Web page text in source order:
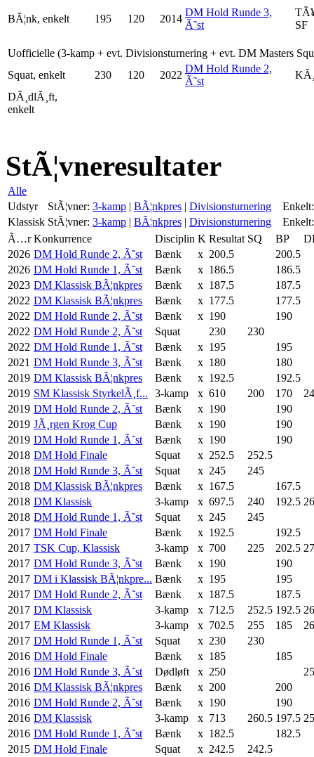
BÃ¦nk, enkelt 195 120 2014
DM Hold Runde 3,
Ã˜st
SF
Uofficielle (3-kamp + evt. Divisionsturnering + evt. DM Masters
Squat, enkelt
230 120 2022
DM Hold Runde 2,
Ã˜st
DÃ¸dlÃ¸ft,
enkelt
StÃ¦vneresultater
Alle
Udstyr
StÃ¦vner: 3-kamp | BÃ¦nkpres | Divisionsturnering
Enkelt:
Klassisk StÃ¦vner: 3-kamp | BÃ¦nkpres | Divisionsturnering
Enkelt:
Ã…r Konkurrence Disciplin K Resultat SQ BP
2026 DM Hold Runde 2, Ã˜st Bænk x 200.5
200.5
2026 DM Hold Runde 1, Ã˜st Bænk x 186.5
186.5
2023 DM Klassisk BÃ¦nkpres Bænk x 187.5
187.5
2022 DM Klassisk BÃ¦nkpres Bænk x 177.5
177.5
2022 DM Hold Runde 2, Ã˜st Bænk x 190
190
2022 DM Hold Runde 2, Ã˜st Squat 230
230
2022 DM Hold Runde 1, Ã˜st Bænk x 195
195
2021 DM Hold Runde 3, Ã˜st Bænk x 180
180
2019 DM Klassisk BÃ¦nkpres Bænk x 192.5
192.5
2019 SM Klassisk StyrkelÃ¸f... 3-kamp x 610 200 170
2019 DM Hold Runde 2, Ã˜st Bænk x 190
190
2019 JÃ¸rgen Krog Cup Bænk x 190
190
2019 DM Hold Runde 1, Ã˜st Bænk x 190
190
2018 DM Hold Finale Squat x 252.5
252.5
2018 DM Hold Runde 3, Ã˜st Squat x 245
245
2018 DM Klassisk BÃ¦nkpres Bænk x 167.5
167.5
2018 DM Klassisk 3-kamp x 697.5 240 192.5
2018 DM Hold Runde 1, Ã˜st Squat x 245
245
2017 DM Hold Finale Bænk x 192.5
192.5
2017 TSK Cup, Klassisk 3-kamp x 700 225 202.5
2017 DM Hold Runde 3, Ã˜st Bænk x 190
190
2017 DM i Klassisk BÃ¦nkpre... Bænk x 195
195
2017 DM Hold Runde 2, Ã˜st Bænk x 187.5
187.5
2017 DM Klassisk 3-kamp x 712.5 252.5 192.5
2017 EM Klassisk 3-kamp x 702.5 255 185
2017 DM Hold Runde 1, Ã˜st Squat x 230
230
2016 DM Hold Finale Bænk x 185
185
2016 DM Hold Runde 3, Ã˜st Dødløft x 250
2016 DM Klassisk BÃ¦nkpres Bænk x 200
200
2016 DM Hold Runde 2, Ã˜st Bænk x 190
190
2016 DM Klassisk 3-kamp x 713 260.5 197.5
2016 DM Hold Runde 1, Ã˜st Bænk x 182.5
182.5
2015 DM Hold Finale Squat x 242.5
242.5